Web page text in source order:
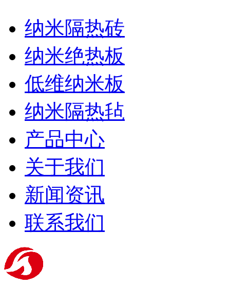
纳米隔热砖
纳米绝热板
低维纳米板
纳米隔热毡
产品中心
关于我们
新闻资讯
联系我们